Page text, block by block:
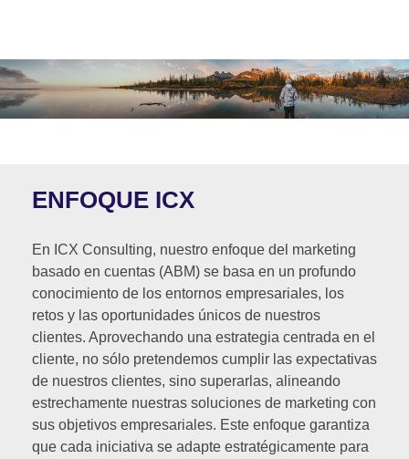
ENFOQUE ICX
En ICX Consulting, nuestro enfoque del marketing
basado en cuentas (ABM) se basa en un profundo
conocimiento de los entornos empresariales, los
retos y las oportunidades únicos de nuestros
clientes. Aprovechando una estrategia centrada en el
cliente, no sólo pretendemos cumplir las expectativas
de nuestros clientes, sino superarlas, alineando
estrechamente nuestras soluciones de marketing con
sus objetivos empresariales. Este enfoque garantiza
que cada iniciativa se adapte estratégicamente para